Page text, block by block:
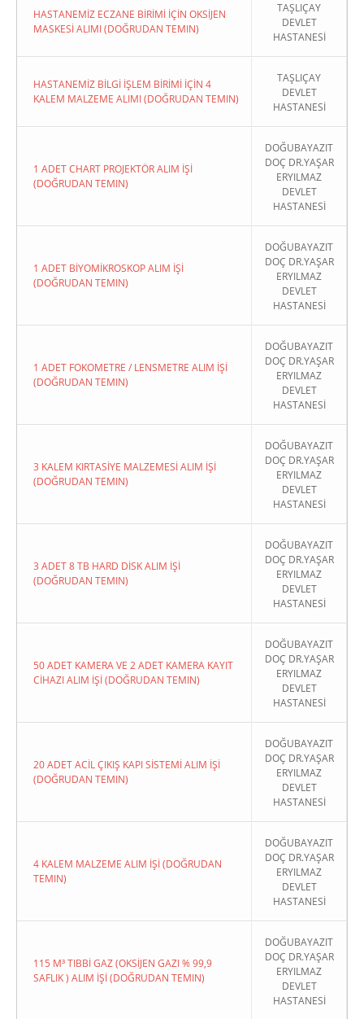
HASTANEMİZ ECZANE BİRİMİ İÇİN OKSİJEN
MASKESİ ALIMI (DOĞRUDAN TEMIN)
TAŞLIÇAY
DEVLET
HASTANESİ
HASTANEMİZ BİLGİ İŞLEM BİRİMİ İÇİN 4
KALEM MALZEME ALIMI (DOĞRUDAN TEMIN)
TAŞLIÇAY
DEVLET
HASTANESİ
1 ADET CHART PROJEKTÖR ALIM İŞİ
(DOĞRUDAN TEMIN)
DOĞUBAYAZIT
DOÇ DR.YAŞAR
ERYILMAZ
DEVLET
HASTANESİ
1 ADET BİYOMİKROSKOP ALIM İŞİ
(DOĞRUDAN TEMIN)
DOĞUBAYAZIT
DOÇ DR.YAŞAR
ERYILMAZ
DEVLET
HASTANESİ
1 ADET FOKOMETRE / LENSMETRE ALIM İŞİ
(DOĞRUDAN TEMIN)
DOĞUBAYAZIT
DOÇ DR.YAŞAR
ERYILMAZ
DEVLET
HASTANESİ
3 KALEM KIRTASİYE MALZEMESİ ALIM İŞİ
(DOĞRUDAN TEMIN)
DOĞUBAYAZIT
DOÇ DR.YAŞAR
ERYILMAZ
DEVLET
HASTANESİ
3 ADET 8 TB HARD DİSK ALIM İŞİ
(DOĞRUDAN TEMIN)
DOĞUBAYAZIT
DOÇ DR.YAŞAR
ERYILMAZ
DEVLET
HASTANESİ
50 ADET KAMERA VE 2 ADET KAMERA KAYIT
CİHAZI ALIM İŞİ (DOĞRUDAN TEMIN)
DOĞUBAYAZIT
DOÇ DR.YAŞAR
ERYILMAZ
DEVLET
HASTANESİ
20 ADET ACİL ÇIKIŞ KAPI SİSTEMİ ALIM İŞİ
(DOĞRUDAN TEMIN)
DOĞUBAYAZIT
DOÇ DR.YAŞAR
ERYILMAZ
DEVLET
HASTANESİ
4 KALEM MALZEME ALIM İŞİ (DOĞRUDAN
TEMIN)
DOĞUBAYAZIT
DOÇ DR.YAŞAR
ERYILMAZ
DEVLET
HASTANESİ
115 M³ TIBBİ GAZ (OKSİJEN GAZI % 99,9
SAFLIK ) ALIM İŞİ (DOĞRUDAN TEMIN)
DOĞUBAYAZIT
DOÇ DR.YAŞAR
ERYILMAZ
DEVLET
HASTANESİ